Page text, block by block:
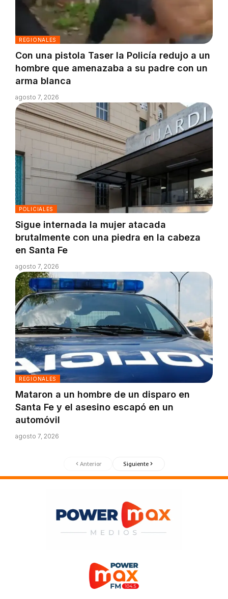
REGIONALES
Con una pistola Taser la Policía redujo a un
hombre que amenazaba a su padre con un
arma blanca
agosto 7, 2026
POLICIALES
Sigue internada la mujer atacada
brutalmente con una piedra en la cabeza
en Santa Fe
agosto 7, 2026
REGIONALES
Mataron a un hombre de un disparo en
Santa Fe y el asesino escapó en un
automóvil
agosto 7, 2026
Anterior Siguiente